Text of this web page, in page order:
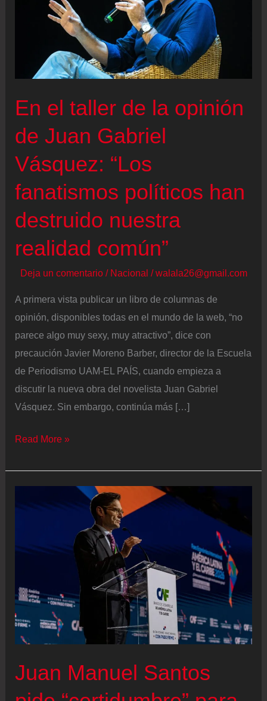
En el taller de la opinión
de Juan Gabriel
Vásquez: “Los
fanatismos políticos han
destruido nuestra
realidad común”
Deja un comentario / Nacional /walala26@gmail.com
A primera vista publicar un libro de columnas de
opinión, disponibles todas en el mundo de la web, “no
parece algo muy sexy, muy atractivo”, dice con
precaución Javier Moreno Barber, director de la Escuela
de Periodismo UAM-EL PAÍS, cuando empieza a
discutir la nueva obra del novelista Juan Gabriel
Vásquez. Sin embargo, continúa más […]
En
taller
la
de
Vásquez:
“Los
fanatismos
han
Read More »
Juan Manuel Santos